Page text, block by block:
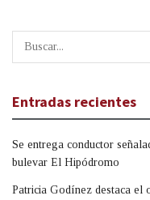
Entradas recientes
Se entrega conductor
bulevar El Hipódromo
Patricia Godínez destaca el